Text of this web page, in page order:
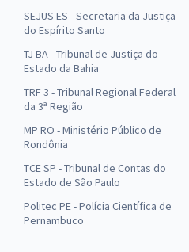
SEJUS ES - Secretaria da Justiça
do Espírito Santo
TJ BA - Tribunal de Justiça do
Estado da Bahia
TRF 3 - Tribunal Regional Federal
da 3ª Região
MP RO - Ministério Público de
Rondônia
TCE SP - Tribunal de Contas do
Estado de São Paulo
Politec PE - Polícia Científica de
Pernambuco